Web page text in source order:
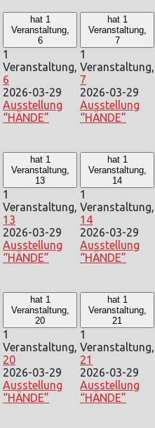
hat 1
Veranstaltung,
6
1
Veranstaltung,
6
2026-03-29
Ausstellung
“HÄNDE”
hat 1
Veranstaltung,
7
1
Veranstaltung,
7
2026-03-29
Ausstellung
“HÄNDE”
hat 1
Veranstaltung,
13
1
Veranstaltung,
13
2026-03-29
Ausstellung
“HÄNDE”
hat 1
Veranstaltung,
14
1
Veranstaltung,
14
2026-03-29
Ausstellung
“HÄNDE”
hat 1
Veranstaltung,
20
1
Veranstaltung,
20
2026-03-29
Ausstellung
“HÄNDE”
hat 1
Veranstaltung,
21
1
Veranstaltung,
21
2026-03-29
Ausstellung
“HÄNDE”